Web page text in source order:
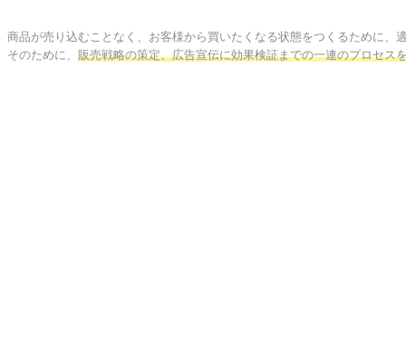
商品が売り込むことなく、お客様から買いたくなる状態をつくるために
そのために、 販売戦略の策定、広告宣伝に効果検証までの一連のプロセス